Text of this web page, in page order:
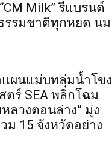
Milk” รีแบรนด์
รรมชาติทุกหยด นม
ผนแม่บทลุ่มน้ำโขง
ร์ SEA พลิกโฉม
ลวงตอนล่าง” มุ่ง
ม 15 จังหวัดอย่าง